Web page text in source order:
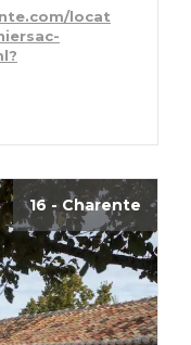
locat
16 - Charente